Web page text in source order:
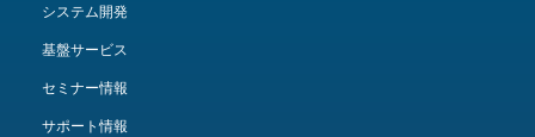
システム開発
基盤サービス
セミナー情報
サポート情報